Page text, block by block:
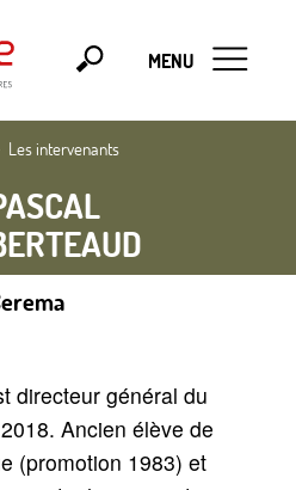
MENU
Les intervenants
directeur général du
Ancien élève de
(promotion 1983) et